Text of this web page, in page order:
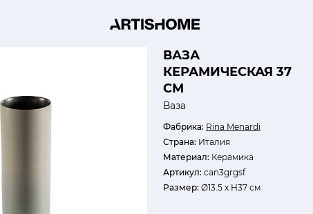
ВАЗА
КЕРАМИЧЕСКАЯ 37
СМ
Ваза
Фабрика: Rina Menardi
Страна: Италия
Материал: Керамика
Артикул: can3grgsf
Размер: Ø13.5 х Н37 см